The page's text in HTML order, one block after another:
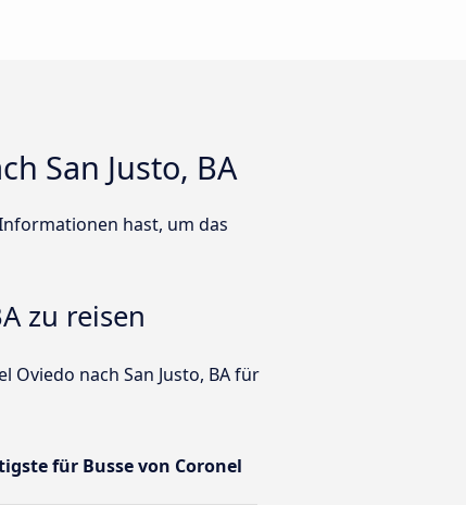
San Justo, BA
hast, um das
zu reisen
Oviedo nach San Justo, BA für
für Busse von Coronel